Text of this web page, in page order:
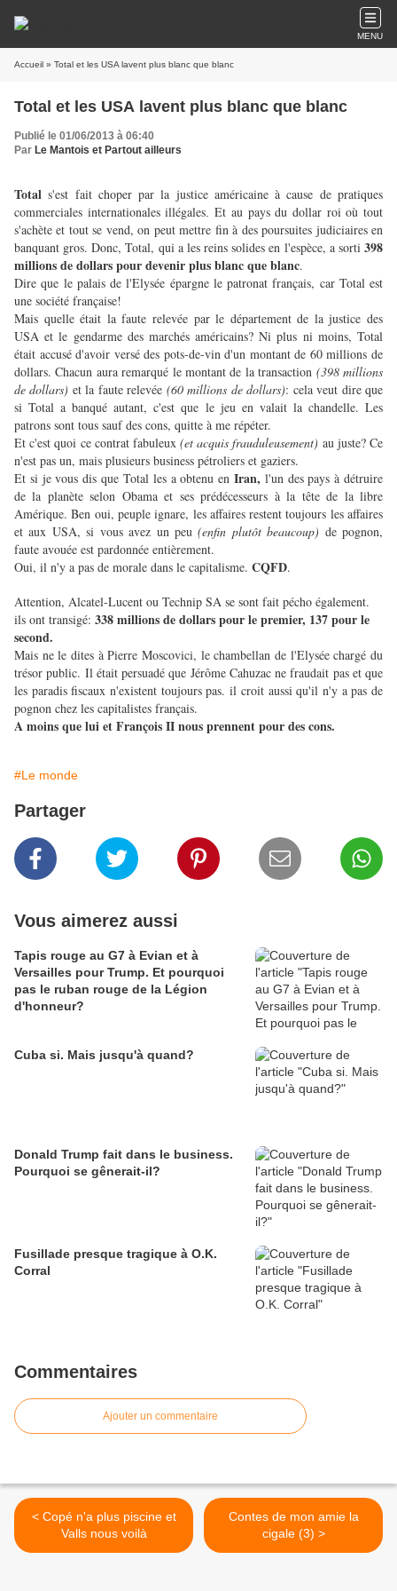
MENU
Accueil » Total et les USA lavent plus blanc que blanc
Total et les USA lavent plus blanc que blanc
Publié le 01/06/2013 à 06:40
Par Le Mantois et Partout ailleurs
Totals'est fait choper par la justice américaine à cause de pratiques
commerciales internationales illégales .Et au pays du dollar roi où tout
s'achète et tout se vend, on peut mettre fin à des poursuites judiciaires en
banquant gros. Donc, Total, qui a les reins solides en l'espèce, a sorti 398
millions de dollars pour devenir plus blanc que blanc.
Dire que le palais de l'Elysée épargne le patronat français, car Total est
une société française!
Mais quelle était la faute relevée par le département de la justice des
USA et le gendarme des marchés américains? Ni plus ni moins, Total
était accusé d'avoir versé des pots-de-vin d'un montant de 60 millions de
dollars. Chacun aura remarqué le montant de la transaction (398 millions
de dollars) et la faute relevée (60 millions de dollars): cela veut dire que
si Total a banqué autant, c'est que le jeu en valait la chandelle. Les
patrons sont tous sauf des cons, quitte à me répéter.
Et c'est quoi ce contrat fabuleux(et acquis frauduleusement) au juste? Ce
n'est pas un, mais plusieurs business pétroliers et gaziers.
Et si je vous dis que Total les a obtenu en Iran, l'un des pays à détruire
de la planète selon Obama et ses prédécesseurs à la tête de la libre
Amérique. Ben oui, peuple ignare, les affaires restent toujours les affaires
et aux USA, si vous avez un peu(enfin plutôt beaucoup) de pognon,
faute avouée est pardonnée entièrement.
Oui, il n'y a pas de morale dans le capitalisme. CQFD.
Attention, Alcatel-Lucent ou Technip SA se sont fait pécho également.
ils ont transigé: 338 millions de dollars pour le premier, 137 pour le
second.
Mais ne le dites à Pierre Moscovici, le chambellan de l'Elysée chargé du
trésor public. Il était persuadé que Jérôme Cahuzac ne fraudait pas et que
les paradis fiscaux n'existent toujours pas. il croit aussi qu'il n'y a pas de
pognon chez les capitalistes français.
A moins que lui et François II nous prennent pour des cons.
#Le monde
Partager
Vous aimerez aussi
Tapis rouge au G7 à Evian et à
Versailles pour Trump. Et pourquoi
pas le ruban rouge de la Légion
d'honneur?
Cuba si. Mais jusqu'à quand?
Donald Trump fait dans le business.
Pourquoi se gênerait-il?
Fusillade presque tragique à O.K.
Corral
Commentaires
Ajouter un commentaire
< Copé n'a plus piscine et
Valls nous voilà
Contes de mon amie la
cigale (3) >